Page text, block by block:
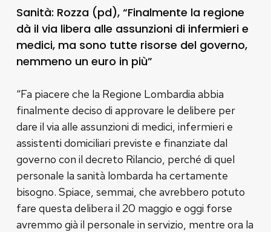
Sanità: Rozza (pd), “Finalmente la regione
dà il via libera alle assunzioni di infermieri e
medici, ma sono tutte risorse del governo,
nemmeno un euro in più”
“Fa piacere che la Regione Lombardia abbia
finalmente deciso di approvare le delibere per
dare il via alle assunzioni di medici, infermieri e
assistenti domiciliari previste e finanziate dal
governo con il decreto Rilancio, perché di quel
personale la sanità lombarda ha certamente
bisogno. Spiace, semmai, che avrebbero potuto
fare questa delibera il 20 maggio e oggi forse
avremmo già il personale in servizio, mentre ora la